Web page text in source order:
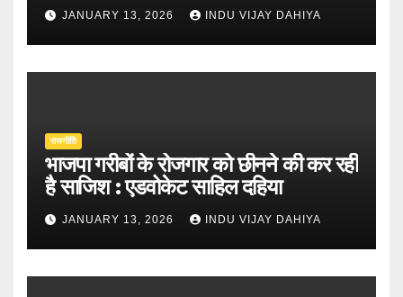
JANUARY 13, 2026 INDU VIJAY DAHIYA
राजनीति
भाजपा गरीबों के रोजगार को छीनने की कर रही
है साजिश : एडवोकेट साहिल दहिया
JANUARY 13, 2026 INDU VIJAY DAHIYA